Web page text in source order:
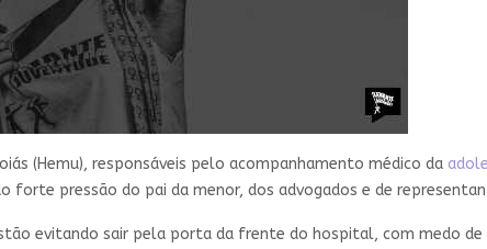
(Hemu), responsáveis pelo acompanhamento médico da
pressão do pai da menor, dos advogados e de
evitando sair pela porta da frente do hospital, com medo de